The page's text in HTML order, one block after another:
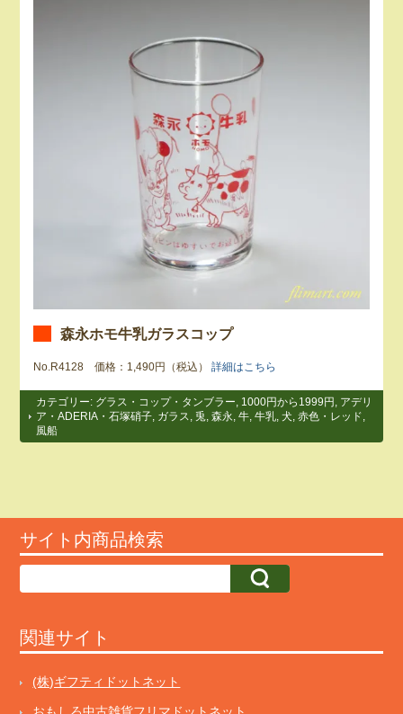
森永ホモ牛乳ガラスコップ
No.R4128 価格：1,490円（税込）詳細はこちら
カテゴリー: グラス・コップ・タンブラー, 1000円から1999円 , アデリ
ア・ADERIA・石塚硝子, ガラス, 兎,森永,牛,牛乳,犬,赤色・レッド,
風船
サイト内商品検索
関連サイト
(株)ギフティドットネット